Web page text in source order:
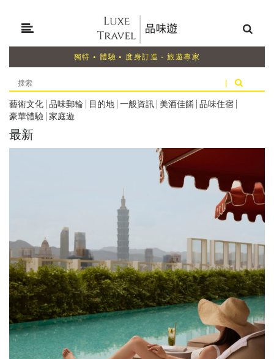
獨特 • 體驗 • 度身訂造 - 旅遊專家
|
藝術文化 | 品味郵輪 | 目的地 | 一般資訊 | 美酒佳餚 | 品味住宿 |
豪華體驗 | 家庭遊
最新